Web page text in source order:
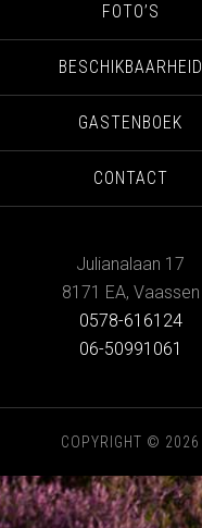
FOTO’S
BESCHIKBAARHEID
GASTENBOEK
CONTACT
Julianalaan 17
8171 EA, Vaassen
0578-616124
06-50991061
COPYRIGHT © 2026